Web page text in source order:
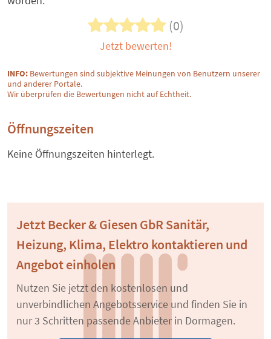
(0)
Jetzt bewerten!
INFO: Bewertungen sind subjektive Meinungen von Benutzern unserer
und anderer Portale.
Wir überprüfen die Bewertungen nicht auf Echtheit.
Öffnungszeiten
Keine Öffnungszeiten hinterlegt.
Jetzt Becker & Giesen GbR Sanitär,
Heizung, Klima, Elektro kontaktieren und
Angebot einholen
Nutzen Sie jetzt den kostenlosen und
unverbindlichen Angebotsservice und finden Sie in
nur 3 Schritten passende Anbieter in Dormagen.